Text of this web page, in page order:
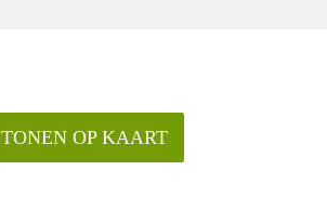
TONEN OP KAART